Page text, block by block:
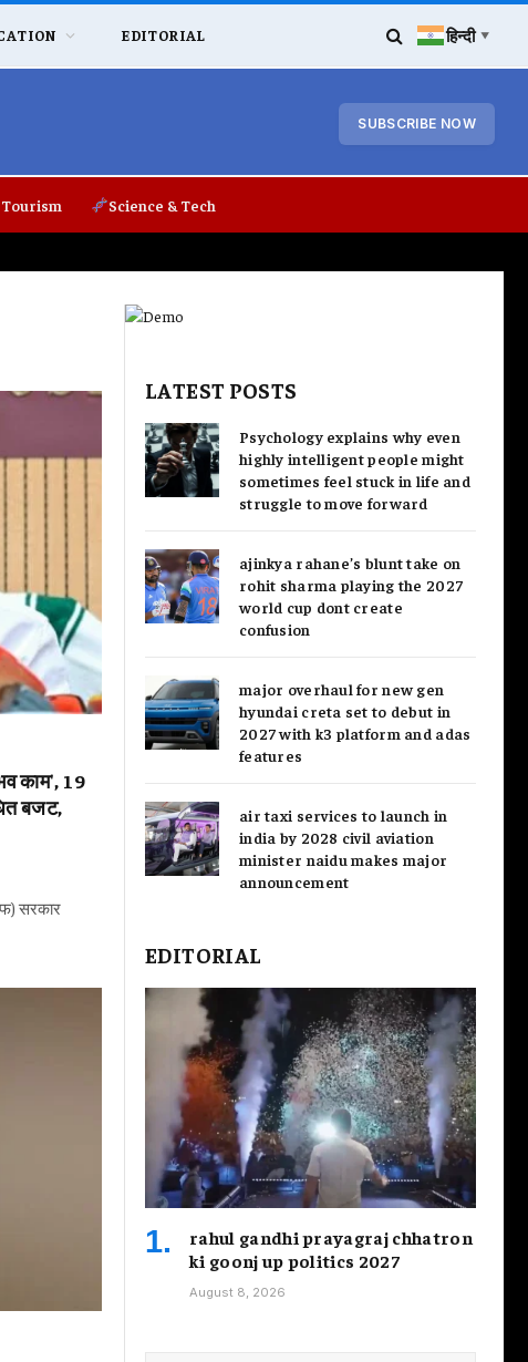
EDITORIAL हिन्दी ▼
SUBSCRIBE NOW
Science & Tech
काम', 19
बजट,
सरकार
LATEST POSTS
Psychology explains why even
highly intelligent people might
sometimes feel stuck in life and
struggle to move forward
ajinkya rahane’s blunt take on
rohit sharma playing the 2027
world cup dont create
confusion
major overhaul for new gen
hyundai creta set to debut in
2027 with k3 platform and adas
features
air taxi services to launch in
india by 2028 civil aviation
minister naidu makes major
announcement
EDITORIAL
rahul gandhi prayagraj chhatron
ki goonj up politics 2027
August 8, 2026